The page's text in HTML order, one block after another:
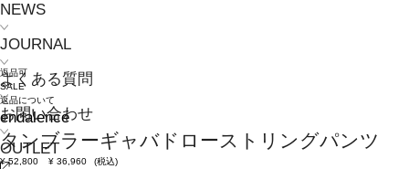
NEWS
JOURNAL
よくある質問
お問い合わせ
OUTLET
返品可
SALE
返品について
endalence
タンブラーギャバドローストリングパンツ
¥ 52,800 ¥ 36,960
(税込)